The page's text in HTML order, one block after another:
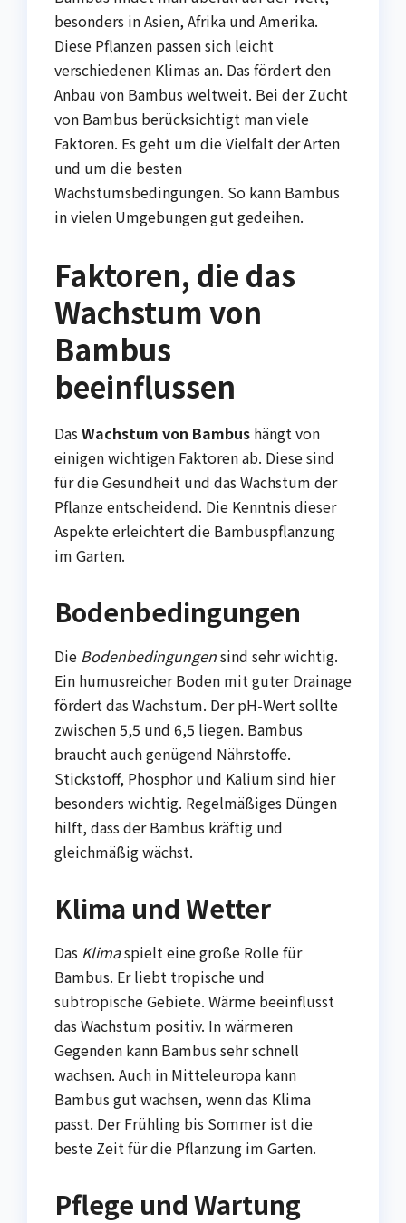
besonders in Asien, Afrika und Amerika.
Diese Pflanzen passen sich leicht
verschiedenen Klimas an. Das fördert den
Anbau von Bambus weltweit. Bei der Zucht
von Bambus berücksichtigt man viele
Faktoren. Es geht um die Vielfalt der Arten
und um die besten
Wachstumsbedingungen. So kann Bambus
in vielen Umgebungen gut gedeihen.
Faktoren, die das
Wachstum von
Bambus
beeinflussen
Das Wachstum von Bambus hängt von
einigen wichtigen Faktoren ab. Diese sind
für die Gesundheit und das Wachstum der
Pflanze entscheidend. Die Kenntnis dieser
Aspekte erleichtert die Bambuspflanzung
im Garten.
Bodenbedingungen
Die Bodenbedingungensind sehr wichtig.
Ein humusreicher Boden mit guter Drainage
fördert das Wachstum. Der pH-Wert sollte
zwischen 5,5 und 6,5 liegen. Bambus
braucht auch genügend Nährstoffe.
Stickstoff, Phosphor und Kalium sind hier
besonders wichtig. Regelmäßiges Düngen
hilft, dass der Bambus kräftig und
gleichmäßig wächst.
Klima und Wetter
Das Klimaspielt eine große Rolle für
Bambus. Er liebt tropische und
subtropische Gebiete. Wärme beeinflusst
das Wachstum positiv. In wärmeren
Gegenden kann Bambus sehr schnell
wachsen. Auch in Mitteleuropa kann
Bambus gut wachsen, wenn das Klima
passt. Der Frühling bis Sommer ist die
beste Zeit für die Pflanzung im Garten.
Pflege und Wartung